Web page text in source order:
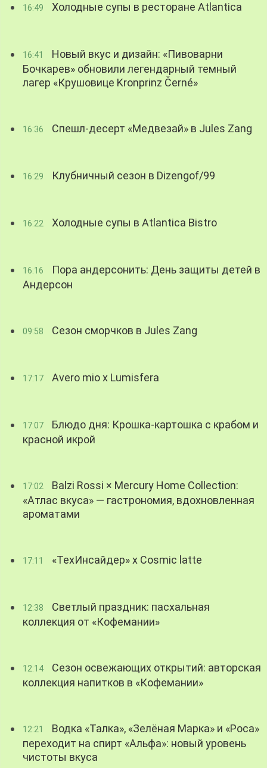
16:49 Холодные супы в ресторане Atlantica
16:41
Новый вкус и дизайн: «Пивоварни
Бочкарев» обновили легендарный темный
лагер «Крушовице Kronprinz Černé»
16:36 Спешл-десерт «Медвезай» в Jules Zang
16:29 Клубничный сезон в Dizengof/99
16:22 Холодные супы в Atlantica Bistro
16:16
Пора андерсонить: День защиты детей в
Андерсон
09:58 Сезон сморчков в Jules Zang
17:17 Avero mio x Lumisfera
17:07
Блюдо дня: Крошка-картошка с крабом и
красной икрой
17:02
Balzi Rossi × Mercury Home Collection:
«Атлас вкуса» — гастрономия, вдохновленная
ароматами
17:11 «ТехИнсайдер» х Cosmic latte
12:38
Светлый праздник: пасхальная
коллекция от «Кофемании»
12:14
Сезон освежающих открытий: авторская
коллекция напитков в «Кофемании»
12:21
Водка «Талка», «Зелёная Марка» и «Роса»
переходит на спирт «Альфа»: новый уровень
чистоты вкуса